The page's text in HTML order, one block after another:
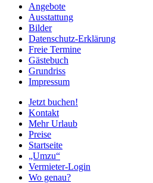
Angebote
Ausstattung
Bilder
Datenschutz-Erklärung
Freie Termine
Gästebuch
Grundriss
Impressum
Jetzt buchen!
Kontakt
Mehr Urlaub
Preise
Startseite
„Umzu“
Vermieter-Login
Wo genau?